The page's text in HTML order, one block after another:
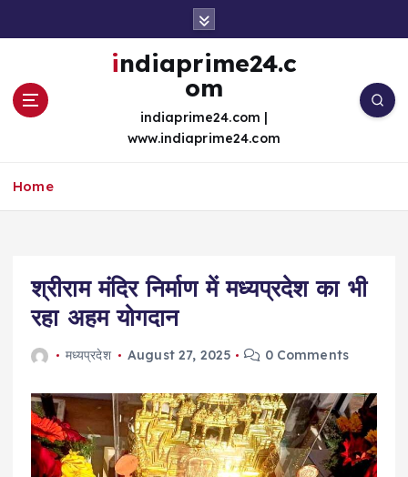
indiaprime24.c
om
indiaprime24.com |
www.indiaprime24.com
Home
श्रीराम मंदिर निर्माण में मध्यप्रदेश का भी
रहा अहम योगदान
मध्यप्रदेश August 27, 2025 0 Comments